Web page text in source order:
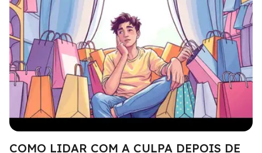
COMO LIDAR COM A CULPA DEPOIS DE